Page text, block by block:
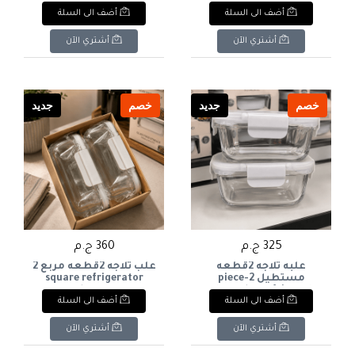
storage box
أضف الى السلة
أشتري الآن
(5 قطع)White Nesting
Measuring Spoons &
Cups Set (5 Pcs)
أضف الى السلة
أشتري الآن
خصم جديد
325 ج.م
علبه ثلاجه 2قطعه
مستطيل 2-piece
rectangular refrigerator
box
أضف الى السلة
أشتري الآن
خصم جديد
360 ج.م
علب ثلاجه 2قطعه مربع 2
square refrigerator
boxes
أضف الى السلة
أشتري الآن